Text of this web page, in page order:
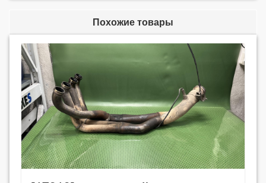
Похожие товары